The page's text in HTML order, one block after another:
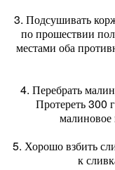
3. Подсушивать
по прошествии
местами оба
4. Перебрать
Протереть 300
5. Хорошо взбить
к